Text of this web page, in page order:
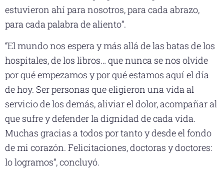
estuvieron ahí para nosotros, para cada abrazo,
para cada palabra de aliento”.
“El mundo nos espera y más allá de las batas de los
hospitales, de los libros… que nunca se nos olvide
por qué empezamos y por qué estamos aquí el día
de hoy. Ser personas que eligieron una vida al
servicio de los demás, aliviar el dolor, acompañar al
que sufre y defender la dignidad de cada vida.
Muchas gracias a todos por tanto y desde el fondo
de mi corazón. Felicitaciones, doctoras y doctores:
lo logramos”, concluyó.